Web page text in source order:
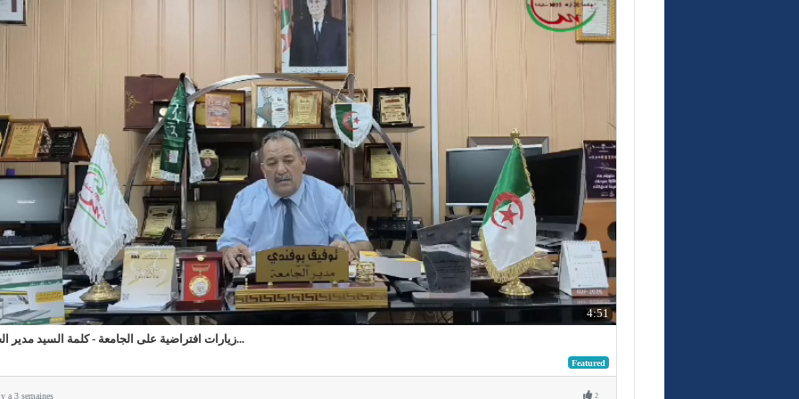
4:51
زيارات افتراضية على الجامعة - كلمة السيد مدير الجا...
Featured
a 3 semaines 2